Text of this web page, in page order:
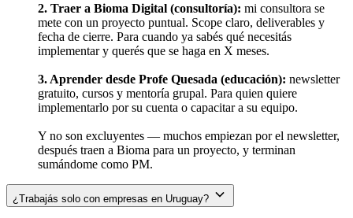
2. Traer a Bioma Digital (consultoría): mi consultora se
mete con un proyecto puntual. Scope claro, deliverables y
fecha de cierre. Para cuando ya sabés qué necesitás
implementar y querés que se haga en X meses.
3. Aprender desde Profe Quesada (educación): newsletter
gratuito, cursos y mentoría grupal. Para quien quiere
implementarlo por su cuenta o capacitar a su equipo.
Y no son excluyentes — muchos empiezan por el newsletter,
después traen a Bioma para un proyecto, y terminan
sumándome como PM.
¿Trabajás solo con empresas en Uruguay?